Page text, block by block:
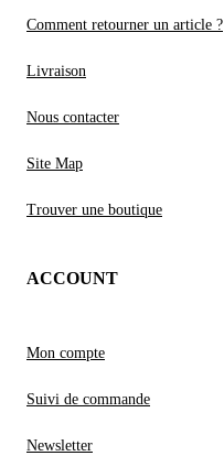
Comment retourner un article ?
Livraison
Nous contacter
Site Map
Trouver une boutique
ACCOUNT
Mon compte
Suivi de commande
Newsletter